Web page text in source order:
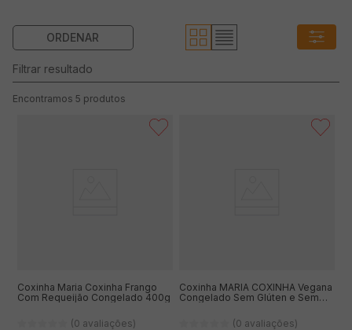
5 produtos
Coxinha Maria Coxinha Frango
Com Requeijão Congelado 400g
(0 avaliações)
Coxinha MARIA COXINHA Vegana
Congelado Sem Glúten e Sem
(0 avaliações)